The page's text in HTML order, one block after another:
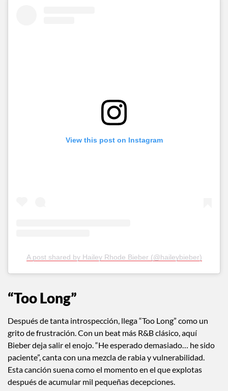
View this post on Instagram
A post shared by Hailey Rhode Bieber (@haileybieber)
“Too Long”
Después de tanta introspección, llega “Too Long” como un
grito de frustración. Con un beat más R&B clásico, aquí
Bieber deja salir el enojo. “He esperado demasiado… he sido
paciente”, canta con una mezcla de rabia y vulnerabilidad.
Esta canción suena como el momento en el que explotas
después de acumular mil pequeñas decepciones.